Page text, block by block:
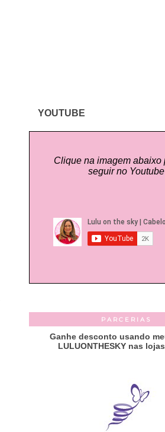
YOUTUBE
Clique na imagem abaixo
seguir no Youtube
PARCERIAS
Ganhe desconto usando
LULUONTHESKY nas